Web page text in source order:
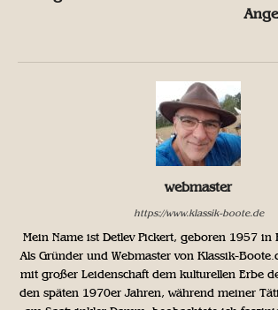
webmaster
https://www.klassik-boote.de
Mein Name ist Detlev Pickert, geboren 1957 in
Als Gründer und Webmaster von Klassik-
mit großer Leidenschaft dem kulturellen Erbe
den späten 1970er Jahren, während meiner